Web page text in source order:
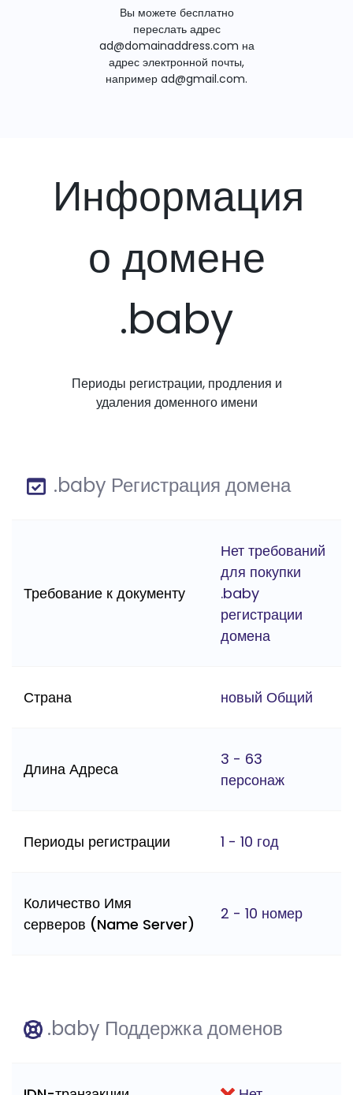
Вы можете бесплатно
переслать адрес
ad@domainaddress.com на
адрес электронной почты,
например ad@gmail.com.
Информация
о домене
.baby
Периоды регистрации, продления и
удаления доменного имени
.baby Регистрация домена
Требование к документу
Нет требований
для покупки
.baby
регистрации
домена
Страна новый Общий
Длина Адреса
3 - 63
персонаж
Периоды регистрации 1 - 10 год
Количество Имя
серверов (Name Server)
2 - 10 номер
.baby Поддержка доменов